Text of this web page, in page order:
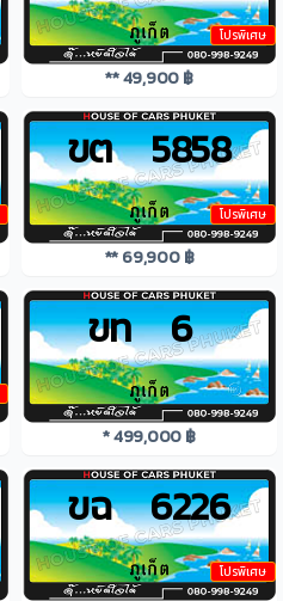
โปรพิเศษ
** 49,900 ฿
โปรพิเศษ
ขต 5858
** 69,900 ฿
ขท 6
* 499,000 ฿
โปรพิเศษ
ขฉ 6226